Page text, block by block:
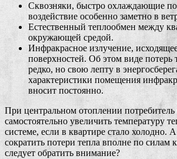
Сквозняки, быстро охлаждающие
воздействие особенно заметно в
Естественный теплообмен между
окружающей средой.
Инфракрасное излучение,
поверхностей. Об этом виде потерь
редко, но свою лепту в
характеристики помещения
вносит постоянно.
При центральном отоплении
самостоятельно увеличить температуру
системе, если в квартире стало холодно.
сократить потери тепла вполне по силам
следует обратить внимание?